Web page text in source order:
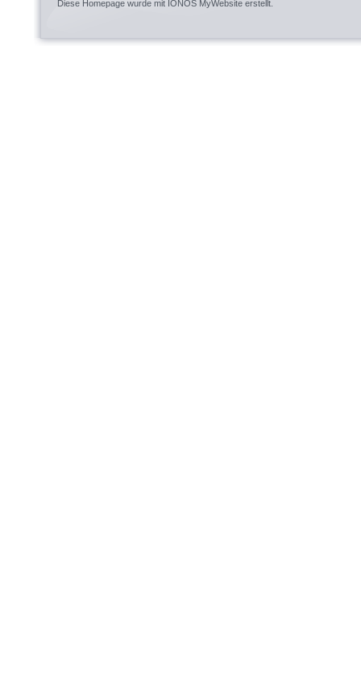
Diese Homepage wurde mit IONOS MyWebsite erstellt.